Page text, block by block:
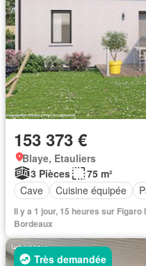
153 373 €
Blaye, Etauliers
3 Pièces
75 m²
Cave
Cuisine équipée
Il y a 1 jour, 15 heures sur
Bordeaux
Très demandée